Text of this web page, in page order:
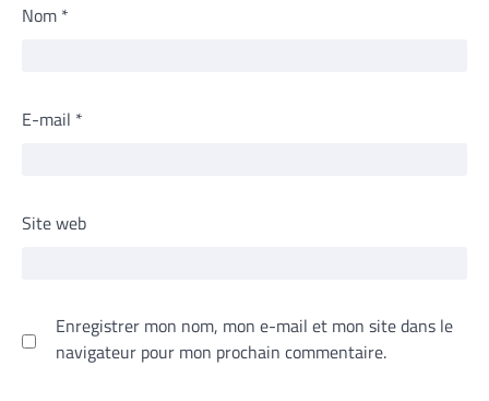
Nom *
E-mail *
Site web
Enregistrer mon nom, mon e-mail et mon site dans le
navigateur pour mon prochain commentaire.